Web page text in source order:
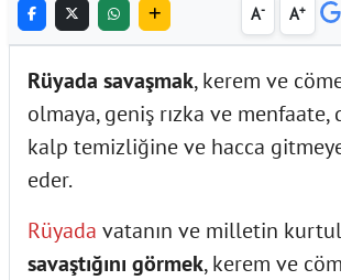
A- A+
Rüyada savaşmak, kerem ve
olmaya, geniş rızka ve menfaate,
kalp temizliğine ve hacca
eder.
Rüyada vatanın ve milletin
savaştığını görmek, kerem ve